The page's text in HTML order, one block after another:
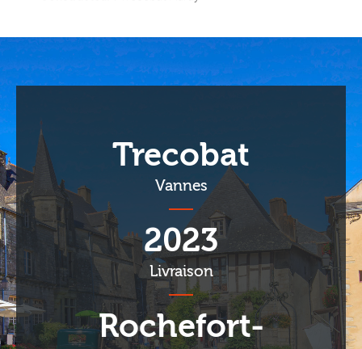
Trecobat
Vannes
2023
Livraison
Rochefort-